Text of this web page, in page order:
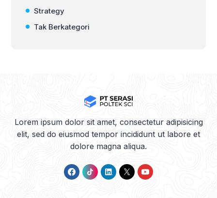
Strategy
Tak Berkategori
Lorem ipsum dolor sit amet, consectetur adipisicing
elit, sed do eiusmod tempor incididunt ut labore et
dolore magna aliqua.